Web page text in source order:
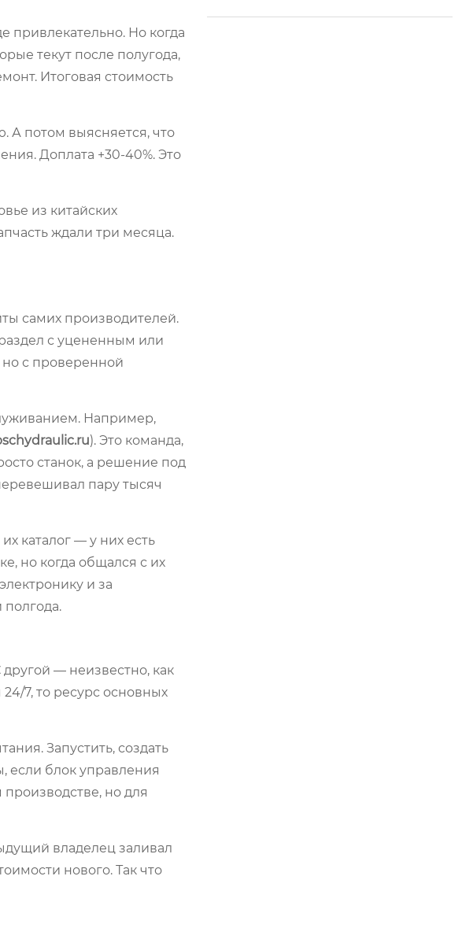
привлекательно. Но когда
текут после полугода,
Итоговая стоимость
А потом выясняется, что
Доплата +30-40%. Это
из китайских
ждали три месяца.
самих производителей.
с уцененным или
с проверенной
Например,
). Это команда,
станок, а решение под
пару тысяч
каталог — у них есть
но когда общался с их
и за
— неизвестно, как
7, то ресурс основных
Запустить, создать
если блок управления
но для
владелец заливал
нового. Так что
ь и увеличения про